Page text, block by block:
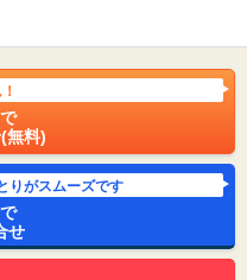
無料)
りがスムーズです
せ